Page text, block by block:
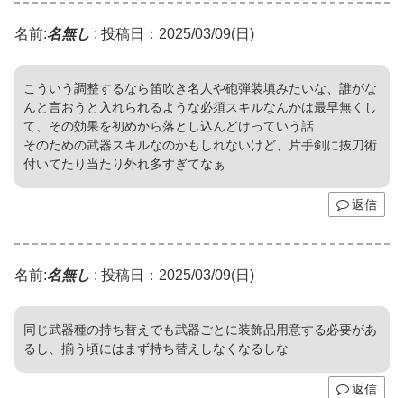
名前:名無し : 投稿日：2025/03/09(日)
こういう調整するなら笛吹き名人や砲弾装填みたいな、誰がな
んと言おうと入れられるような必須スキルなんかは最早無くし
て、その効果を初めから落とし込んどけっていう話
そのための武器スキルなのかもしれないけど、片手剣に抜刀術
付いてたり当たり外れ多すぎてなぁ
返信
名前:名無し : 投稿日：2025/03/09(日)
同じ武器種の持ち替えでも武器ごとに装飾品用意する必要があ
るし、揃う頃にはまず持ち替えしなくなるしな
返信